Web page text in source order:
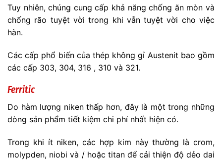
Tuy nhiên, chúng cung cấp khả năng chống ăn mòn và
chống rão tuyệt vời trong khi vẫn tuyệt vời cho việc
hàn.
Các cấp phổ biến của thép không gỉ Austenit bao gồm
các cấp 303, 304, 316 , 310 và 321.
Ferritic
Do hàm lượng niken thấp hơn, đây là một trong những
dòng sản phẩm tiết kiệm chi phí nhất hiện có.
Trong khi ít niken, các hợp kim này thường là crom,
molypden, niobi và / hoặc titan để cải thiện độ dẻo dai